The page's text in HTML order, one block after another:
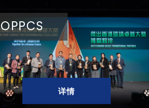
OPPCS
详情